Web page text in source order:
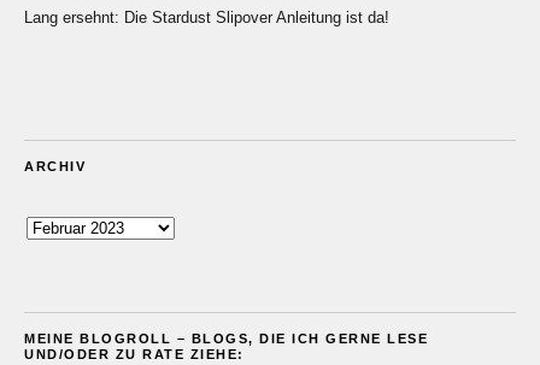
Lang ersehnt: Die Stardust Slipover Anleitung ist da!
ARCHIV
Archiv
MEINE BLOGROLL – BLOGS, DIE ICH GERNE LESE
UND/ODER ZU RATE ZIEHE: